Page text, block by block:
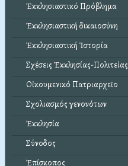
Ἐκκλησιαστικό Πρόβλημα
Ἐκκλησιαστική δικαιοσύνη
Ἐκκλησιαστική Ἱστορία
Σχέσεις Ἐκκλησίας-Πολιτείας
Οἰκουμενικό Πατριαρχεῖο
Σχολιασμός γενονότων
Ἐκκλησία
Σύνοδος
Ἐπίσκοπος